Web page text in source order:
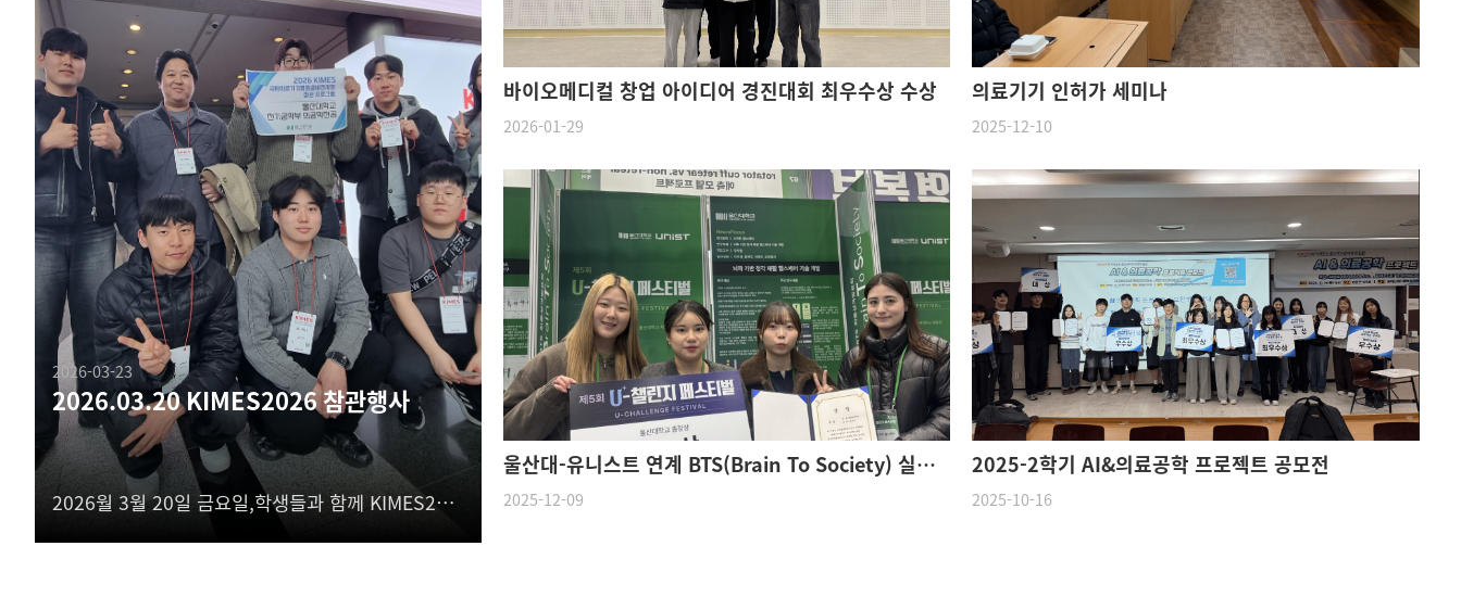
2026.03.20 KIMES2026 참관행사
2026-03-23
2026월 3월 20일 금요일,학생들과 함께 KIMES2026에 다녀왔습니다.글로벌 의료기기 시장의 동향을 파악하고 의료기기 산업 구조에 대한 이해도를 증진시킬 수 있는 뜻 깊은 시간이었습니다.
바이오메디컬 창업 아이디어 경진대회 최우수상 수상
2026-01-29
의료기기 인허가 세미나
2025-12-10
울산대-유니스트 연계 BTS(Brain To Society) 실전문제연구팀 경진대회 금상 수상
2025-12-09
2025-2학기 AI&의료공학 프로젝트 공모전
2025-10-16